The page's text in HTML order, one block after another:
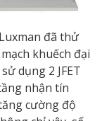
đã thử
khuếch đại
dụng 2 JFET
nhận tín
cường độ